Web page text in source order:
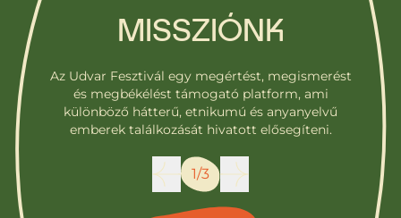
MISSZIÓNK
Az Udvar Fesztivál egy megértést, megismerést
és megbékélést támogató platform, ami
különböző hátterű, etnikumú és anyanyelvű
emberek találkozását hivatott elősegíteni.
1/3